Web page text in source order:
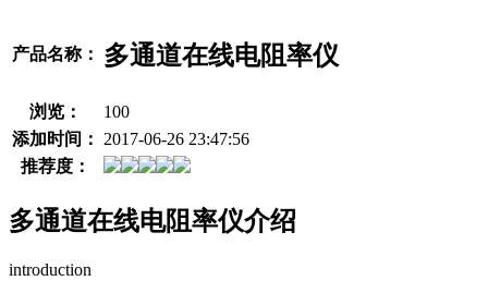
产品名称： 多通道在线电阻率仪
浏览：
100
添加时间：
2017-06-26 23:47:56
推荐度：
多通道在线电阻率仪介绍
introduction